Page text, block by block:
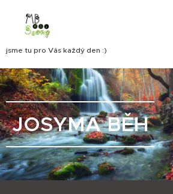
jsme tu pro Vás každý den :)
JOSYMA BĚH